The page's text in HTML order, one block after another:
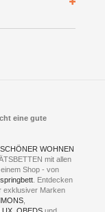
eine gute
SCHÖNER WOHNEN
mit allen
Shop - von
. Entdecken
exklusiver Marken